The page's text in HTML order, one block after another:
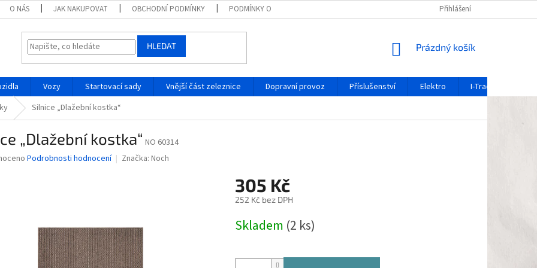
O NÁS JAK NAKUPOVAT OBCHODNÍ PODMÍNKY PODMÍNKY OCHRANY OSOBNÍCH ÚDAJŮ REKLAMAČNÍ FORMULÁŘ
Přihlášení
HLEDAT
NÁKUPNÍ
Prázdný košík
Vozy Startovací sady Vnější část zeleznice Dopravní provoz Příslušenství Elektro
I-Track / systém
Silnice „Dlažební kostka“
„Dlažební kostka“ NO 60314
Podrobnosti hodnocení Značka: Noch
305 Kč
252 Kč bez DPH
cena:
Skladem (2 ks)